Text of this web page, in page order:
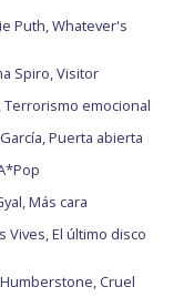
Puth, Whatever's
Spiro, Visitor
Terrorismo emocional
Puerta abierta
Más cara
Vives, El último disco
Cruel